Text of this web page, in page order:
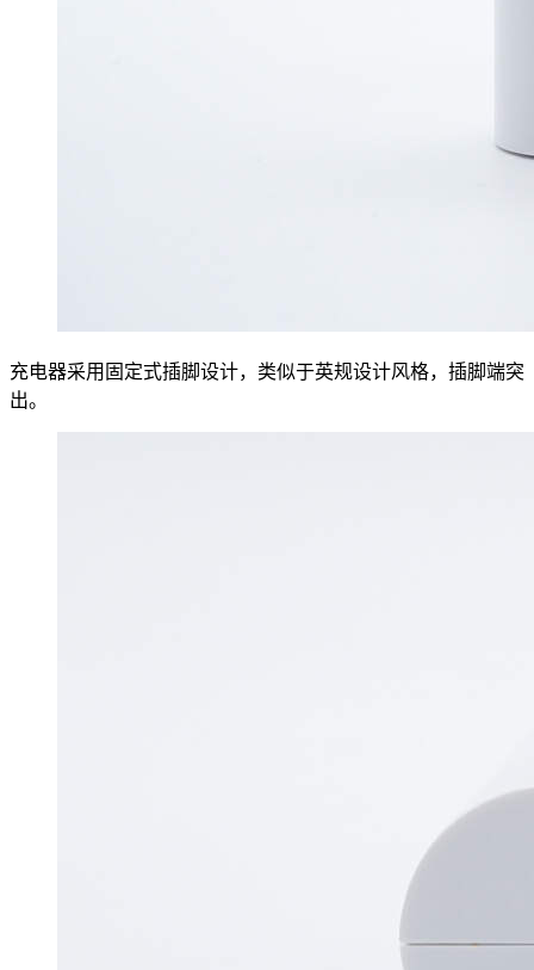
充电器采用固定式插脚设计，类似于英规设计风格，插脚端突
出。